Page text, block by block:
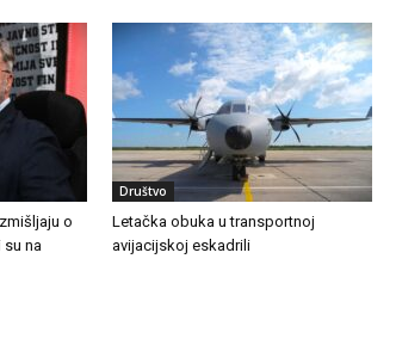
o
na
Društvo
Letačka obuka u transportnoj
avijacijskoj eskadrili